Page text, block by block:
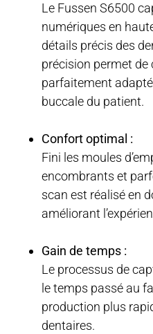
Le Fussen S6500
numériques en
détails précis des
précision permet de
parfaitement
buccale du patient.
Confort optimal :
Fini les moules
encombrants et
scan est réalisé en
améliorant
Gain de temps :
Le processus de
le temps passé au
production plus
dentaires.